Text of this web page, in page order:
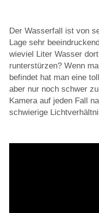
Der Wasserfall ist von
Lage sehr
wieviel Liter Wasser
runterstürzen? Wenn
befindet hat man eine
aber nur noch schwer
Kamera auf jeden Fall
schwierige